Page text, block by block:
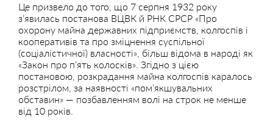
Це призвело до того, що 7 серпня 1932 року
з’явилась постанова ВЦВК й РНК СРСР «Про
охорону майна державних підприємств, колгоспів і
кооперативів та про зміцнення суспільної
(соціалістичної) власності», більш відома в народі як
«Закон про п’ять колосків». Згідно з цією
постановою, розкрадання майна колгоспів каралось
розстрілом, за наявності «пом’якшувальних
обставин» — позбавленням волі на строк не менше
від 10 років.